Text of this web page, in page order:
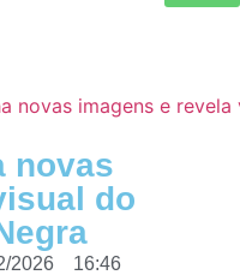
novas
do
2026 16:46